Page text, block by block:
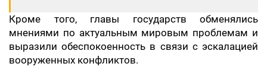
Кроме того, главы государств обменялись
мнениями по актуальным мировым проблемам и
выразили обеспокоенность в связи с эскалацией
вооруженных конфликтов.